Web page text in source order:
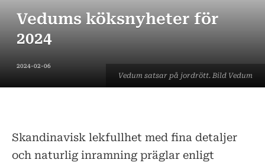
Vedum satsar på jordrött. Bild Vedum
Vedums köksnyheter för
2024
2024-02-06
Skandinavisk lekfullhet med fina detaljer
och naturlig inramning präglar enligt